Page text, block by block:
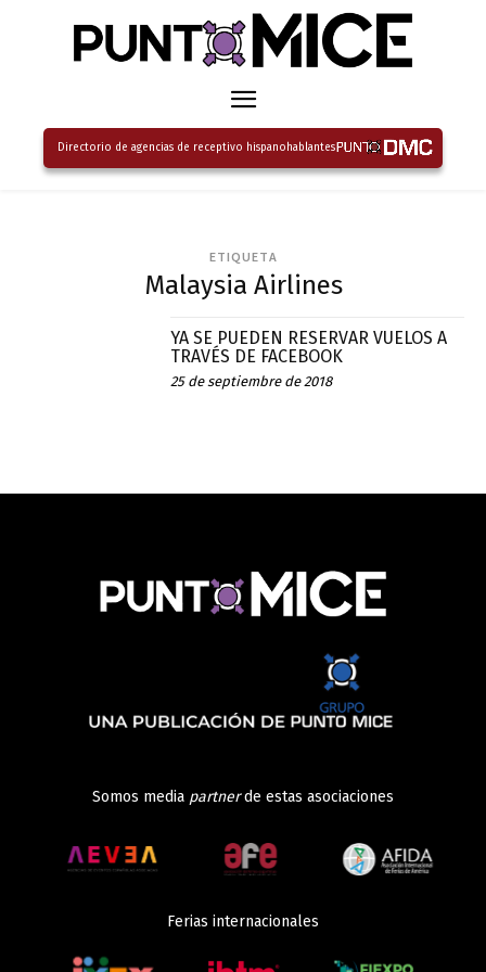
Directorio de agencias de receptivo hispanohablantes
ETIQUETA
Malaysia Airlines
YA SE PUEDEN RESERVAR VUELOS A
TRAVÉS DE FACEBOOK
25 de septiembre de 2018
Somos media partnerde estas asociaciones
Ferias internacionales